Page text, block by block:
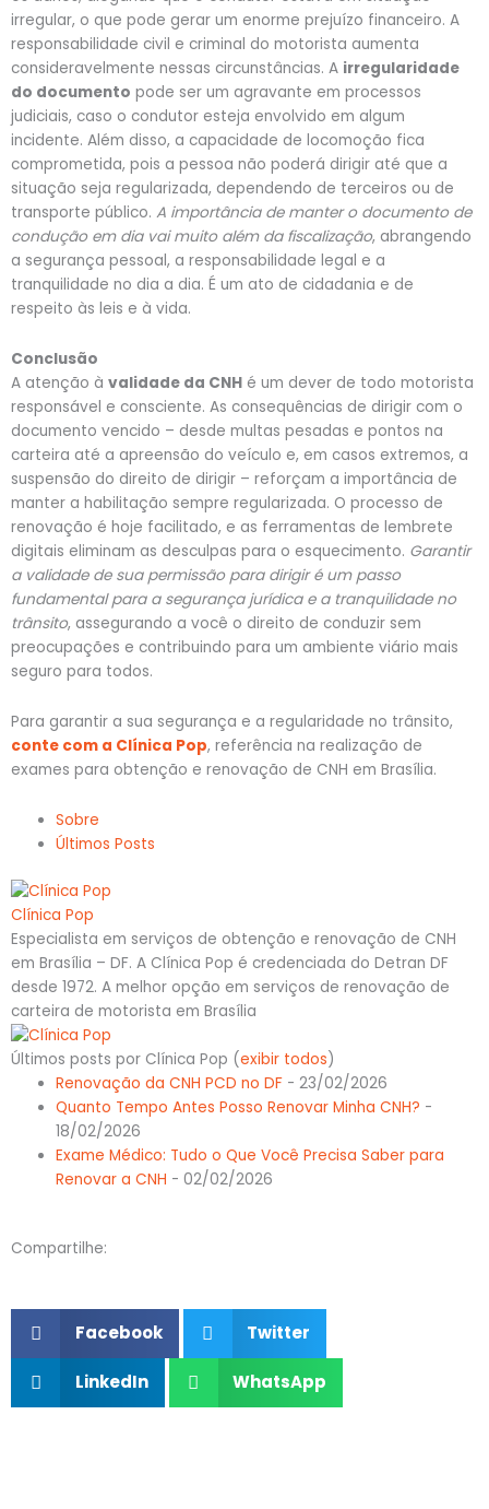
irregular, o que pode gerar um enorme prejuízo financeiro. A
responsabilidade civil e criminal do motorista aumenta
consideravelmente nessas circunstâncias. A irregularidade
do documento pode ser um agravante em processos
judiciais, caso o condutor esteja envolvido em algum
incidente. Além disso, a capacidade de locomoção fica
comprometida, pois a pessoa não poderá dirigir até que a
situação seja regularizada, dependendo de terceiros ou de
transporte público. A importância de manter o documento de
condução em dia vai muito além da fiscalização, abrangendo
a segurança pessoal, a responsabilidade legal e a
tranquilidade no dia a dia. É um ato de cidadania e de
respeito às leis e à vida.
Conclusão
A atenção à validade da CNH é um dever de todo motorista
responsável e consciente. As consequências de dirigir com o
documento vencido – desde multas pesadas e pontos na
carteira até a apreensão do veículo e, em casos extremos, a
suspensão do direito de dirigir – reforçam a importância de
manter a habilitação sempre regularizada. O processo de
renovação é hoje facilitado, e as ferramentas de lembrete
digitais eliminam as desculpas para o esquecimento. Garantir
a validade de sua permissão para dirigir é um passo
fundamental para a segurança jurídica e a tranquilidade no
trânsito, assegurando a você o direito de conduzir sem
preocupações e contribuindo para um ambiente viário mais
seguro para todos.
Para garantir a sua segurança e a regularidade no trânsito,
conte com a Clínica Pop, referência na realização de
exames para obtenção e renovação de CNH em Brasília.
Sobre
Últimos Posts
Clínica Pop
Especialista em serviços de obtenção e renovação de CNH
em Brasília – DF. A Clínica Pop é credenciada do Detran DF
desde 1972. A melhor opção em serviços de renovação de
carteira de motorista em Brasília
Últimos posts por Clínica Pop (exibir todos)
Renovação da CNH PCD no DF - 23/02/2026
Quanto Tempo Antes Posso Renovar Minha CNH? -
18/02/2026
Exame Médico: Tudo o Que Você Precisa Saber para
Renovar a CNH - 02/02/2026
Compartilhe:
Facebook Twitter
LinkedIn WhatsApp